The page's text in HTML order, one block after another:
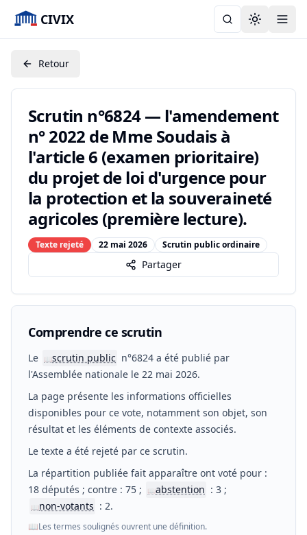
CIVIX Toggle
Retour
Scrutin n°6824 — l'amendement
n° 2022 de Mme Soudais à
l'article 6 (examen prioritaire)
du projet de loi d'urgence pour
la protection et la souveraineté
agricoles (première lecture).
Texte rejeté 22 mai 2026 Scrutin public ordinaire
Partager
Comprendre ce scrutin
Le 📖scrutin public n°6824 a été publié par
l'Assemblée nationale le 22 mai 2026.
La page présente les informations officielles
disponibles pour ce vote, notamment son objet, son
résultat et les éléments de contexte associés.
Le texte a été rejeté par ce scrutin.
La répartition publiée fait apparaître ont voté pour :
18 députés ; contre : 75 ;
📖abstention : 3 ;
📖non-votants : 2.
📖Les termes soulignés ouvrent une définition.